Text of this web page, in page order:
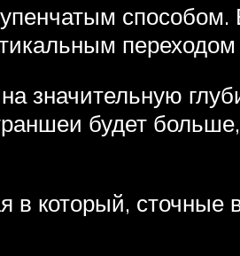
способом.
переходом
значительную
будет
в который, сточные